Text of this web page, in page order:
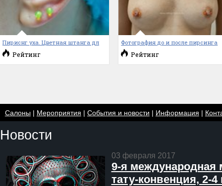
Пириснг уха. Цветная штанга дл
Рейтинг
Фотография до и после пирсинга
Рейтинг
Салоны| Мероприятия | События и новости | Информация |
Новости
03 февраля 2017
9-я международная
тату-конвенция, 2-